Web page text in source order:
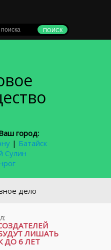
город:
| Батайск
Сулин
ЛИШАТЬ
ДО 6 ЛЕТ